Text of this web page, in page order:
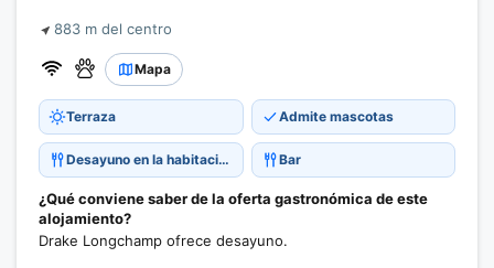
883 m del centro
Mapa
Terraza Admite mascotas
Desayuno en la habitación Bar
¿Qué conviene saber de la oferta gastronómica de este
alojamiento?
Drake Longchamp ofrece desayuno.